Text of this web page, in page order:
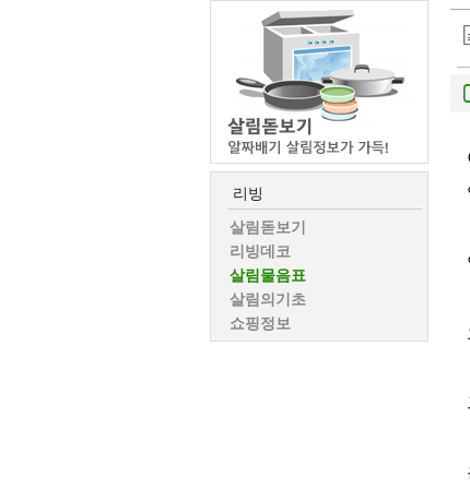
리빙
살림돋보기
리빙데코
살림물음표
살림의기초
쇼핑정보